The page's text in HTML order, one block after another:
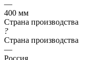
—
400 мм
Страна производства
?
Страна производства
—
Россия